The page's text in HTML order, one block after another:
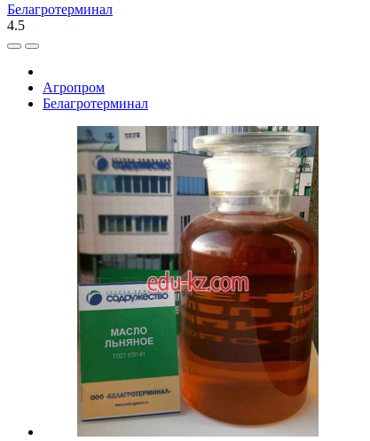
Белагротерминал
4.5
Агропром
Белагротерминал